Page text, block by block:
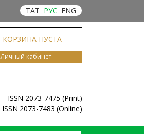
ТАТ РУС ENG
КОРЗИНА ПУСТА
Личный кабинет
ISSN 2073-7475 (Print)
ISSN 2073-7483 (Online)